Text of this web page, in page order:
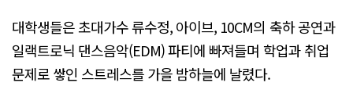
대학생들은 초대가수 류수정, 아이브, 10CM의 축하 공연과
일랙트로닉 댄스음악(EDM) 파티에 빠져들며 학업과 취업
문제로 쌓인 스트레스를 가을 밤하늘에 날렸다.